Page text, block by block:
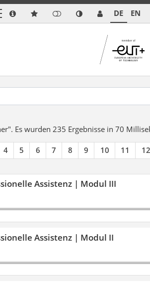
DE EN
Es wurden 235 Ergebnisse in 70
4 5 6 7 8 9 10 11 12
Assistenz | Modul III
Assistenz | Modul II